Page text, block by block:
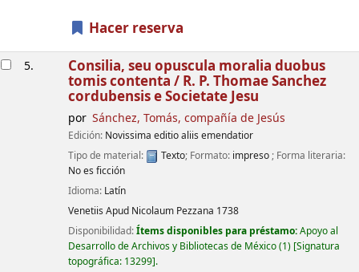
Hacer reserva
5. Consilia, seu opuscula moralia duobus
tomis contenta / R. P. Thomae Sanchez
cordubensis e Societate Jesu
por Sánchez, Tomás, compañía de Jesús
Edición: Novissima editio aliis emendatior
Tipo de material:
Texto; Formato: impreso; Forma literaria:
No es ficción
Idioma: Latín
Venetiis Apud Nicolaum Pezzana 1738
Disponibilidad:Ítems disponibles para préstamo:Apoyo al
Desarrollo de Archivos y Bibliotecas de México(1) Signatura
topográfica: 13299 .